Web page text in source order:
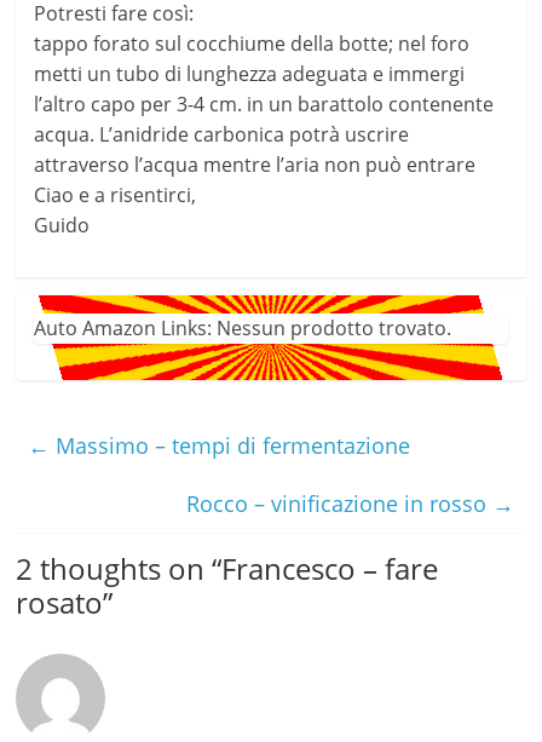
Potresti fare così:
tappo forato sul cocchiume della botte; nel foro
metti un tubo di lunghezza adeguata e immergi
l’altro capo per 3-4 cm. in un barattolo contenente
acqua. L’anidride carbonica potrà uscrire
attraverso l’acqua mentre l’aria non può entrare
Ciao e a risentirci,
Guido
Auto Amazon Links: Nessun prodotto trovato.
← Massimo – tempi di fermentazione
Rocco – vinificazione in rosso →
2 thoughts on “Francesco – fare
rosato”